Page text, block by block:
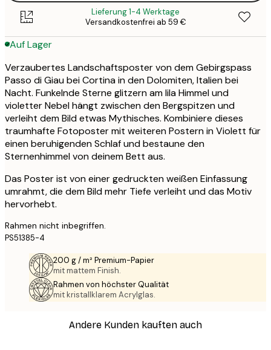
Lieferung 1-4 Werktage
Versandkostenfrei ab 59 €
Auf Lager
Verzaubertes Landschaftsposter von dem Gebirgspass
Passo di Giau bei Cortina in den Dolomiten, Italien bei
Nacht. Funkelnde Sterne glitzern am lila Himmel und
violetter Nebel hängt zwischen den Bergspitzen und
verleiht dem Bild etwas Mythisches. Kombiniere dieses
traumhafte Fotoposter mit weiteren Postern in Violett für
einen beruhigenden Schlaf und bestaune den
Sternenhimmel von deinem Bett aus.
Das Poster ist von einer gedruckten weißen Einfassung
umrahmt, die dem Bild mehr Tiefe verleiht und das Motiv
hervorhebt.
Rahmen nicht inbegriffen.
PS51385-4
200 g / m² Premium-Papier
mit mattem Finish.
Rahmen von höchster Qualität
mit kristallklarem Acrylglas.
Andere Kunden kauften auch